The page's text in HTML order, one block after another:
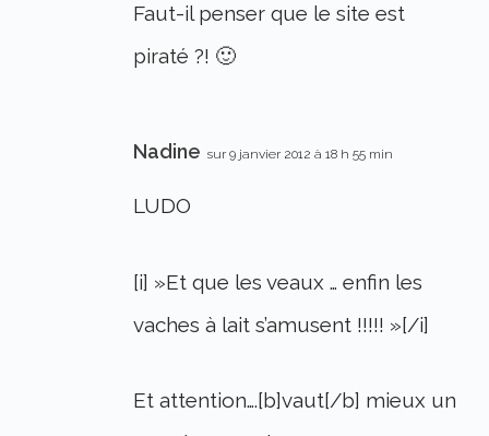
Faut-il penser que le site est
piraté ?! 🙂
Nadine sur 9 janvier 2012 à 18 h 55 min
LUDO
[i] »Et que les veaux … enfin les
vaches à lait s’amusent !!!!! »[/i]
Et attention….[b]vaut[/b] mieux un